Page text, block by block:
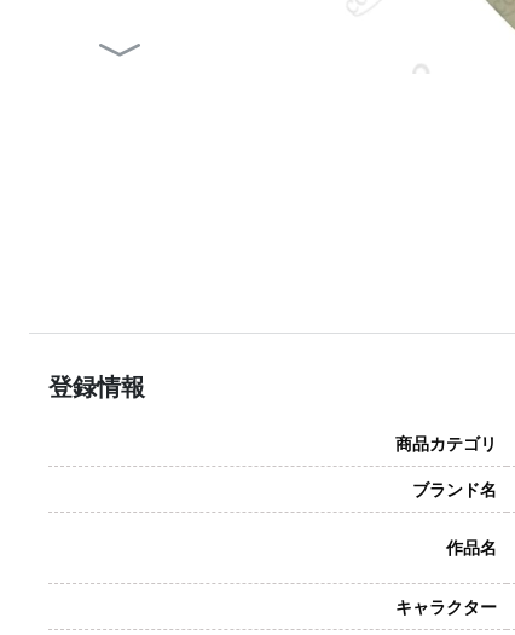
登録情報
商品カテゴリ
ブランド名
作品名
キャラクター